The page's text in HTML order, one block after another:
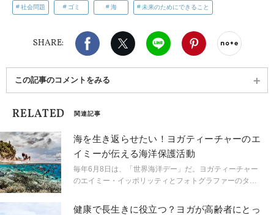
社会問題 ゴミ 海 未来のためにできること
SHARE:
Facebook X（旧twitter）
LINE Pinterest
この記事のコメントをみる
RELATED 関連記事
海を生き返らせたい！ヨガティーチャーのエ
イミーが伝える海洋保護活動
毎年6月8日は、「世界海洋デー」だ。ヨガティーチャー
のエイミー・イッポリッティとフォトグラファーのタ
ストーリーをお届けする。
健康で長生きに役立つ？ヨガが高齢者にとっ